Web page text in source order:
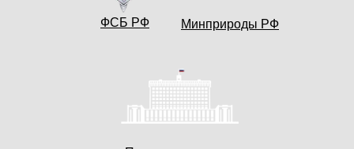
ФСБ РФ Минприроды РФ